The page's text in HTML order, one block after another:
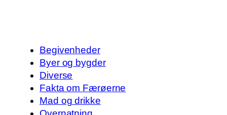
Begivenheder
Byer og bygder
Diverse
Fakta om Færøerne
Mad og drikke